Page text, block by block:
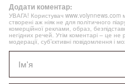
Додати коментар:
УВАГА! Користувач www.volynnews.com
створені аж ніяк не для політичного
комерційної реклами, образ,
негідних речей. Утім коментарі – це
модерації, суб’єктивні повідомлення і